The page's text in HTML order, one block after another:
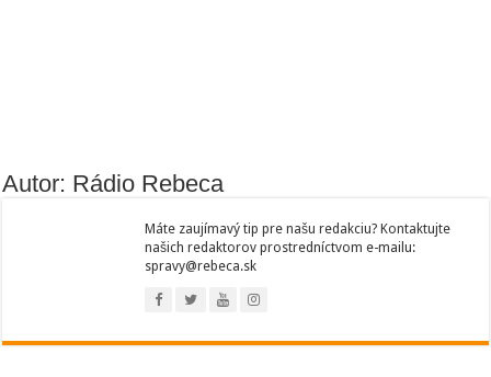
Autor: Rádio Rebeca
Máte zaujímavý tip pre našu redakciu? Kontaktujte
našich redaktorov prostredníctvom e-mailu:
spravy@rebeca.sk